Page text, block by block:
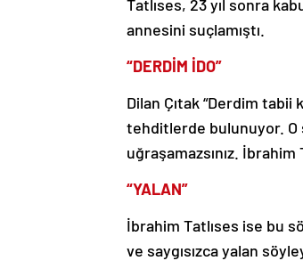
Tatlıses, 23 yıl sonra
annesini suçlamıştı.
“DERDİM İDO”
Dilan Çıtak “Derdim tabii
tehditlerde bulunuyor. O
uğraşamazsınız. İbrahim
“YALAN”
İbrahim Tatlıses ise bu
ve saygısızca yalan